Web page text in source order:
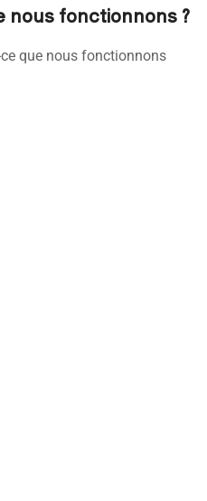
nous fonctionnons ?
que nous fonctionnons